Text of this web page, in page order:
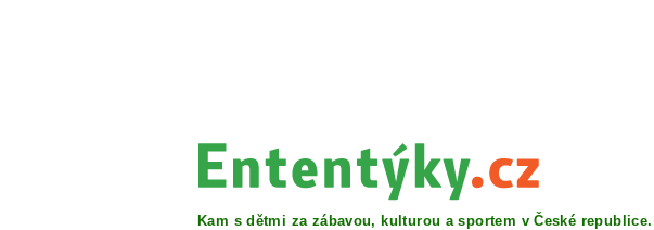
Kam s dětmi za zábavou, kulturou a sportem v České republice.